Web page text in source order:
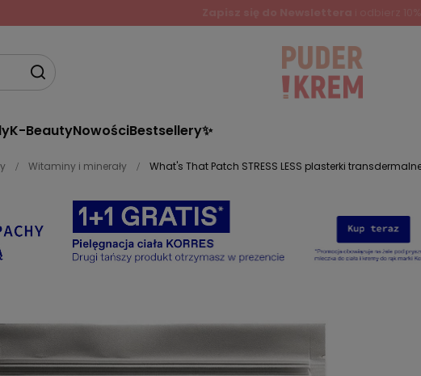
K-BeautyNowościBestsellery✨
Witaminy i minerały What's That Patch STRESS LESS plasterki